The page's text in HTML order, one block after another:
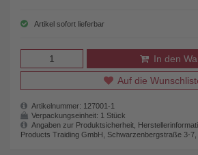
Artikel sofort lieferbar
In den
Auf die
Artikelnummer: 127001-1
Verpackungseinheit: 1 Stück
Angaben zur Produktsicherheit,
Products Traiding GmbH, Schwarzenbergstraße 3-